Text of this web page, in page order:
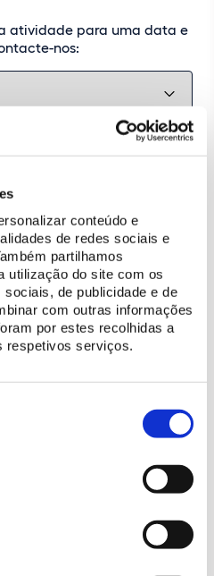
conteúdo e
de redes sociais e
partilhamos
utilização do site com os
de publicidade e de
com outras informações
por estes recolhidas a
respetivos serviços.
atividade para uma data e
nos:
ENVIAR